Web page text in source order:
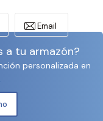
Email
a tu armazón?
personalizada en